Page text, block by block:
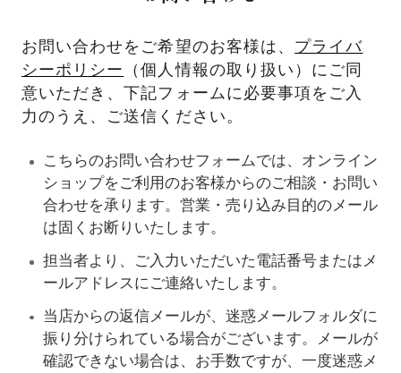
お問い合わせをご希望のお客様は、 プライバ
シーポリシー
（個人情報の取り扱い）にご同
意いただき、下記フォームに必要事項をご入
力のうえ、ご送信ください。
こちらのお問い合わせフォームでは、オンライン
ショップをご利用のお客様からのご相談・お問い
合わせを承ります。営業・売り込み目的のメール
は固くお断りいたします。
担当者より、ご入力いただいた電話番号またはメ
ールアドレスにご連絡いたします。
当店からの返信メールが、迷惑メールフォルダに
振り分けられている場合がございます。メールが
確認できない場合は、お手数ですが、一度迷惑メ